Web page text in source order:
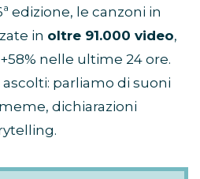
edizione, le canzoni in
in oltre 91.000 video,
nelle ultime 24 ore.
parliamo di suoni
dichiarazioni